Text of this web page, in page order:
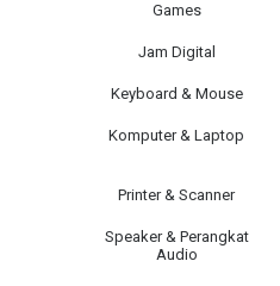
Games
Jam Digital
Keyboard & Mouse
Komputer & Laptop
Printer & Scanner
Speaker & Perangkat
Audio